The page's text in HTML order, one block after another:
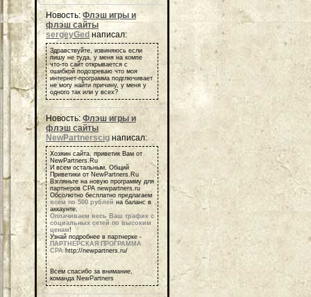
Новость:Флэш игры и
флэш сайты
sergeyGed написал:
Здравствуйте, извиняюсь если
пишу не туда, у меня на компе
что-то сайт открывается с
ошибкой подозреваю что моя
интернет-программа подглючивает
не могу найти причину, у меня у
одного так или у всех?
Новость:Флэш игры и
флэш сайты
NewPartnerscig написал:
Хозяин сайта, приветик Вам от
NewPartners.Ru
И всем остальным, Общий
Приветики от NewPartners.Ru
Взгляньте на новую программу для
партнеров СРА newpartners.ru
Обсолютно бесплатно предлагаем
всем по 500 рублей на баланс в
аккаунте.
Оплачиваем весь Ваш трафик с
социальных сетей по высоким
ценам!
Узнай подробнее в партнерке -
ПАРТНЕРСКАЯ ПРОГРАММА
СРАhttp://newpartners.ru/
Всем спасибо за внимание,
команда NewPartners